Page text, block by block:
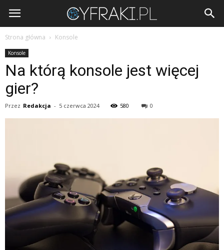
Cyfraki.pl
Strona główna Konsole
Konsole
Na którą konsole jest więcej
gier?
Przez Redakcja - 5 czerwca 2024 580 0